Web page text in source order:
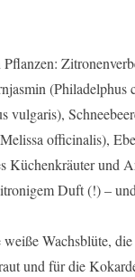
Pflanzen:
(Philadelphus
vulgaris),
officinalis),
Küchenkräuter und
Duft (!) –
Wachsblüte,
und für die